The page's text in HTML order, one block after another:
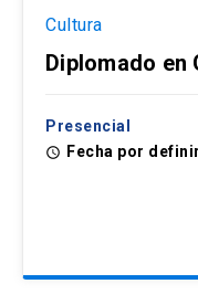
Cultura
Diplomado en
Presencial
access_time Fecha por definir